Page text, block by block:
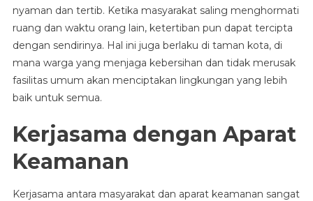
nyaman dan tertib. Ketika masyarakat saling menghormati
ruang dan waktu orang lain, ketertiban pun dapat tercipta
dengan sendirinya. Hal ini juga berlaku di taman kota, di
mana warga yang menjaga kebersihan dan tidak merusak
fasilitas umum akan menciptakan lingkungan yang lebih
baik untuk semua.
Kerjasama dengan Aparat
Keamanan
Kerjasama antara masyarakat dan aparat keamanan sangat